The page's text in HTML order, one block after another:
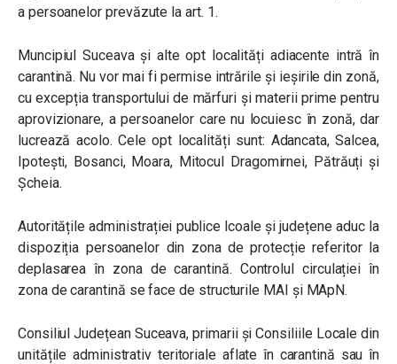
a persoanelor prevăzute la art. 1.
Muncipiul Suceava și alte opt localități adiacente intră în
carantină. Nu vor mai fi permise intrările și ieșirile din zonă,
cu excepția transportului de mărfuri și materii prime pentru
aprovizionare, a persoanelor care nu locuiesc în zonă, dar
lucrează acolo. Cele opt localități sunt: Adancata, Salcea,
Ipotești, Bosanci, Moara, Mitocul Dragomirnei, Pătrăuți și
Șcheia.
Autoritățile administrației publice lcoale și județene aduc la
dispoziția persoanelor din zona de protecție referitor la
deplasarea în zona de carantină. Controlul circulației în
zona de carantină se face de structurile MAI și MApN.
Consiliul Județean Suceava, primarii și Consiliile Locale din
unitățile administrativ teritoriale aflate în carantină sau în